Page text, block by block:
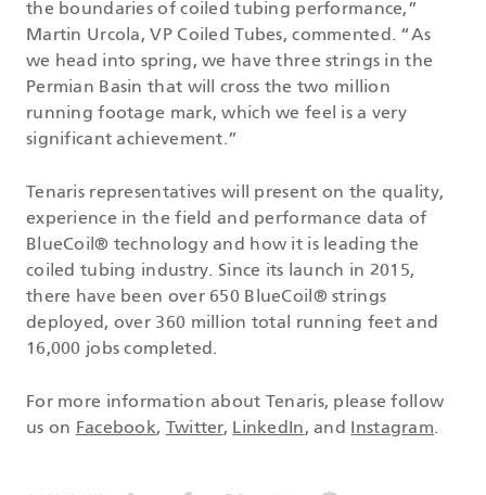
the boundaries of coiled tubing performance,”
Martin Urcola, VP Coiled Tubes, commented. “As
we head into spring, we have three strings in the
Permian Basin that will cross the two million
running footage mark, which we feel is a very
significant achievement.”
Tenaris representatives will present on the quality,
experience in the field and performance data of
BlueCoil® technology and how it is leading the
coiled tubing industry. Since its launch in 2015,
there have been over 650 BlueCoil® strings
deployed, over 360 million total running feet and
16,000 jobs completed.
For more information about Tenaris, please follow
us on Facebook, Twitter, LinkedIn, and Instagram.